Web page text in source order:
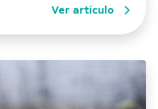
Ver artículo